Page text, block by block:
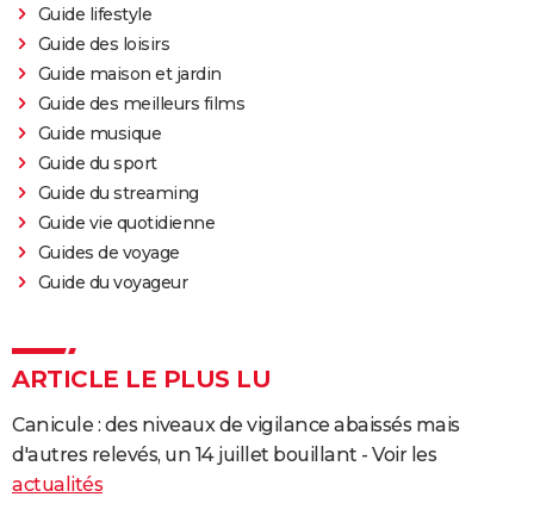
Guide lifestyle
Guide des loisirs
Guide maison et jardin
Guide des meilleurs films
Guide musique
Guide du sport
Guide du streaming
Guide vie quotidienne
Guides de voyage
Guide du voyageur
ARTICLE LE PLUS LU
Canicule : des niveaux de vigilance abaissés mais
d'autres relevés, un 14 juillet bouillant - Voir les
actualités